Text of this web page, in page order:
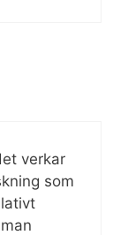
verkar
som